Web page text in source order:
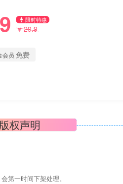
限时特惠
￥29.9
会员 免费
权声明
第一时间下架处理。